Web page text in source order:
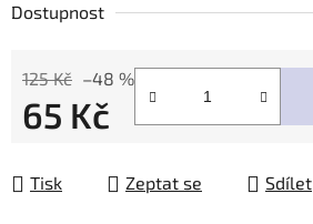
Dostupnost
125 Kč –48 %
65 Kč
Tisk Zeptat se Sdílet